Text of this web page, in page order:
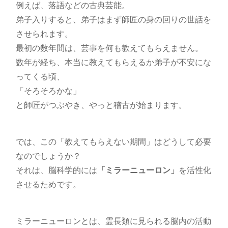
例えば、落語などの古典芸能。
弟子入りすると、弟子はまず師匠の身の回りの世話を
させられます。
最初の数年間は、芸事を何も教えてもらえません。
数年が経ち、本当に教えてもらえるか弟子が不安にな
ってくる頃、
「そろそろかな」
と師匠がつぶやき、やっと稽古が始まります。
では、この「教えてもらえない期間」はどうして必要
なのでしょうか？
それは、脳科学的には 「ミラーニューロン」 を活性化
させるためです。
ミラーニューロンとは、霊長類に見られる脳内の活動